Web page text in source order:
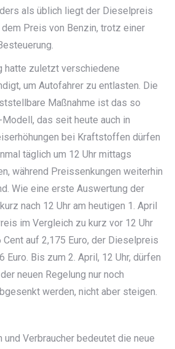
als üblich liegt der Dieselpreis
Preis von Benzin, trotz einer
hatte zuletzt verschiedene
um Autofahrer zu entlasten. Die
Maßnahme ist das so
das seit heute auch in
bei Kraftstoffen dürfen
täglich um 12 Uhr mittags
während Preissenkungen weiterhin
Wie eine erste Auswertung der
nach 12 Uhr am heutigen 1. April
im Vergleich zu kurz vor 12 Uhr
Cent auf 2,175 Euro, der Dieselpreis
Euro. Bis zum 2. April, 12 Uhr, dürfen
neuen Regelung nur noch
werden, nicht aber steigen.
und Verbraucher bedeutet die neue